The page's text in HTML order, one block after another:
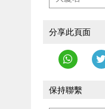
分享此頁面
保持聯繫